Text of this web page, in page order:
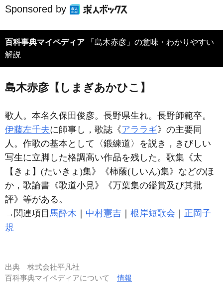
Sponsored by
百科事典マイペディア
解説
島木赤彦【しまぎあかひこ】
歌人。本名久保田俊彦。長野県生れ。長野師範卒。
伊藤左千夫に師事し，歌誌《アララギ》の主要同
人。作歌の基本として〈鍛練道〉を説き，きびしい
写生に立脚した格調高い作品を残した。歌集《太
【きょ】(たいきょ)集》《柿蔭(しいん)集》などのほ
か，歌論書《歌道小見》《万葉集の鑑賞及び其批
評》等がある。
→関連項目 馬酔木 中村憲吉 根岸短歌会
正岡子
規
出典 株式会社平凡社
百科事典マイペディアについて情報